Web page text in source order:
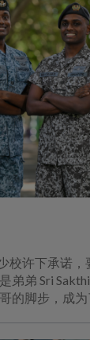
校许下承诺
弟弟 Sri
的脚步，成为